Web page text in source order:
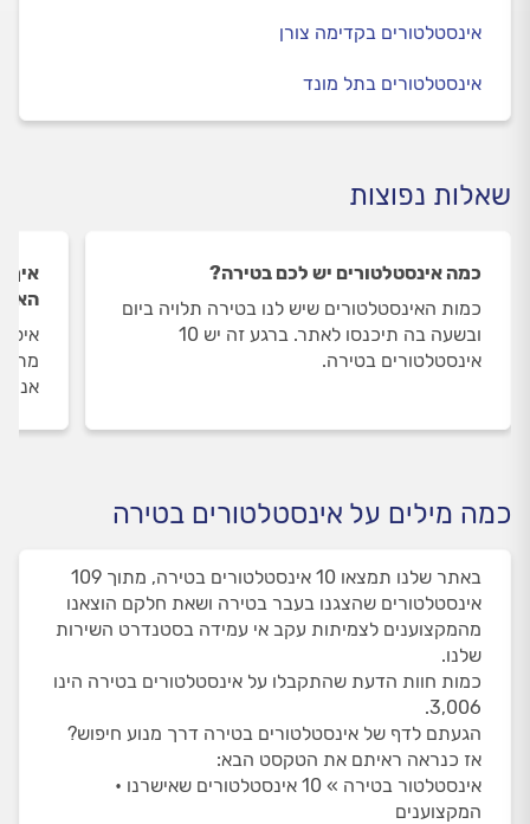
אינסטלטורים בקדימה צורן
אינסטלטורים בתל מונד
שאלות נפוצות
כמה אינסטלטורים יש לכם בטירה?
כמות האינסטלטורים שיש לנו בטירה תלויה ביום
ובשעה בה תיכנסו לאתר. ברגע זה יש 10
אינסטלטורים בטירה.
איך
אנו
כמה מילים על אינסטלטורים בטירה
באתר שלנו תמצאו 10 אינסטלטורים בטירה, מתוך 109
אינסטלטורים שהצגנו בעבר בטירה ושאת חלקם הוצאנו
מהמקצוענים לצמיתות עקב אי עמידה בסטנדרט השירות
שלנו.
כמות חוות הדעת שהתקבלו על אינסטלטורים בטירה הינו
3,006.
הגעתם לדף של אינסטלטורים בטירה דרך מנוע חיפוש?
אז כנראה ראיתם את הטקסט הבא:
אינסטלטור בטירה » 10 אינסטלטורים שאישרנו •
המקצוענים